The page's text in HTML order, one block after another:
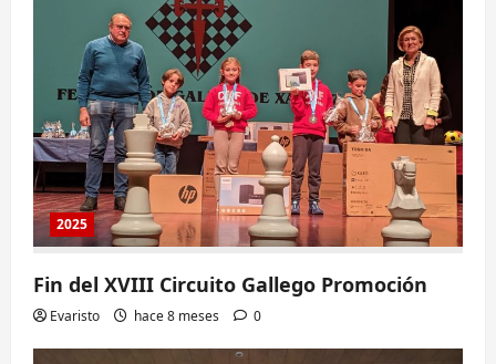
2025
Fin del XVIII Circuito Gallego Promoción
Evaristo hace 8 meses 0